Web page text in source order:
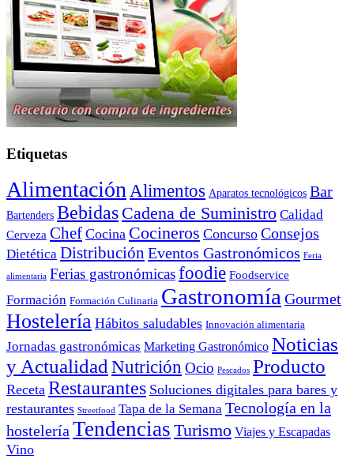
Etiquetas
AlimentaciónAlimentos Aparatos tecnológicos Bar
Bartenders Bebidas Cadena de Suministro Calidad
Cerveza Chef Cocina Cocineros Concurso Consejos
Dietética Distribución Eventos Gastronómicos Feria
alimentaria Ferias gastronómicasfoodie Foodservice
Formación Formación Culinaria GastronomíaGourmet
Hostelería Hábitos saludables Innovación alimentaria
Jornadas gastronómicas Marketing Gastronómico Noticias
y ActualidadNutrición Ocio Pescados Producto
Receta Restaurantes Soluciones digitales para bares y
restaurantes Streetfood Tapa de la Semana Tecnología en la
hosteleríaTendencias Turismo Viajes y Escapadas
Vino